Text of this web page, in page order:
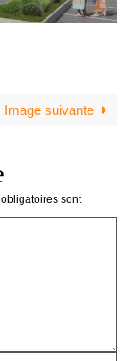
Image suivante
sont